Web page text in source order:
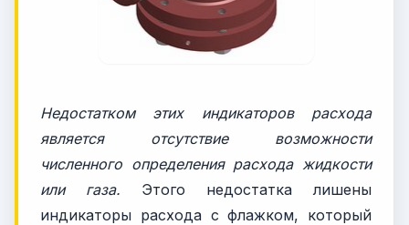
Недостатком этих индикаторов расхода
является отсутствие возможности
численного определения расхода жидкости
или газа. Этого недостатка лишены
индикаторы расхода с флажком, который